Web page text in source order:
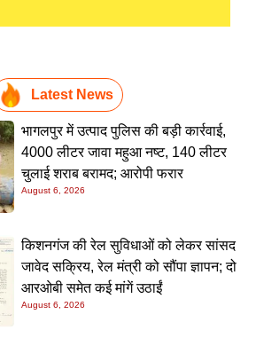
Latest News
भागलपुर में उत्पाद पुलिस की बड़ी कार्रवाई,
4000 लीटर जावा महुआ नष्ट, 140 लीटर
चुलाई शराब बरामद; आरोपी फरार
August 6, 2026
किशनगंज की रेल सुविधाओं को लेकर सांसद
जावेद सक्रिय, रेल मंत्री को सौंपा ज्ञापन; दो
आरओबी समेत कई मांगें उठाईं
August 6, 2026